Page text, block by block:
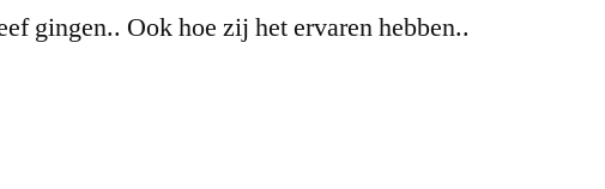
gingen.. Ook hoe zij het ervaren hebben..